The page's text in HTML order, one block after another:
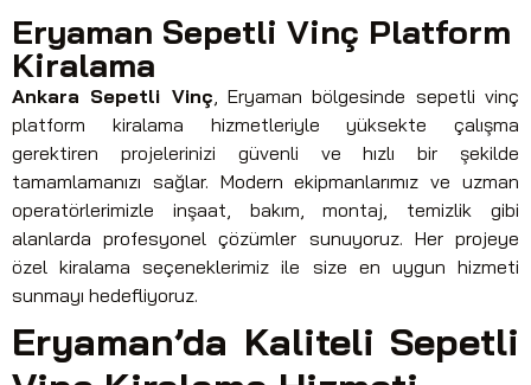
Eryaman Sepetli Vinç Platform
Kiralama
Ankara Sepetli Vinç, Eryaman bölgesinde sepetli vinç
platform kiralama hizmetleriyle yüksekte çalışma
gerektiren projelerinizi güvenli ve hızlı bir şekilde
tamamlamanızı sağlar. Modern ekipmanlarımız ve uzman
operatörlerimizle inşaat, bakım, montaj, temizlik gibi
alanlarda profesyonel çözümler sunuyoruz. Her projeye
özel kiralama seçeneklerimiz ile size en uygun hizmeti
sunmayı hedefliyoruz.
Eryaman’da Kaliteli Sepetli